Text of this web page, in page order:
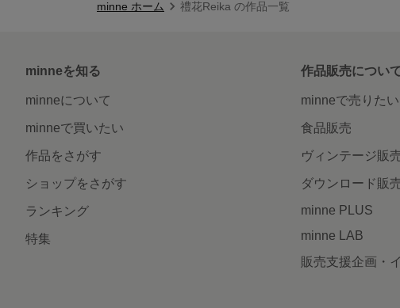
minne ホーム 禮花Reika の作品一覧
minneを知る
minneについて
minneで買いたい
作品をさがす
ショップをさがす
ランキング
特集
作品販売につい
minneで売りたい
食品販売
ヴィンテージ販
ダウンロード販
minne PLUS
minne LAB
販売支援企画・